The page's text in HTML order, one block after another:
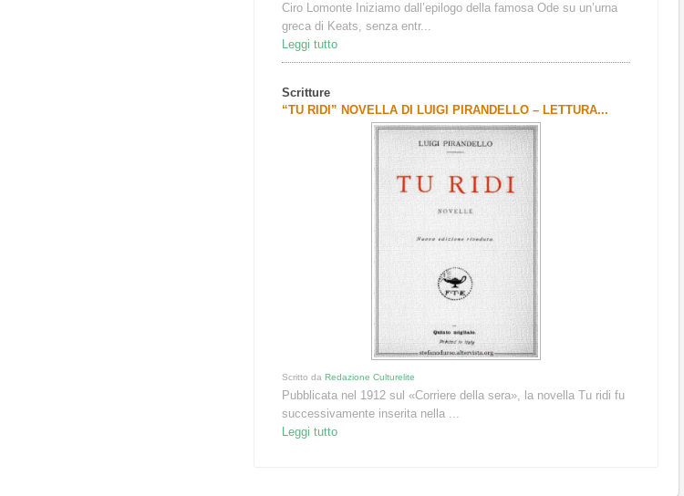
Ciro Lomonte Iniziamo dall’epilogo della famosa Ode su un’urna
greca di Keats, senza entr...
Leggi tutto
Scritture
“TU RIDI” NOVELLA DI LUIGI PIRANDELLO – LETTURA...
Scritto daRedazione Culturelite
Pubblicata nel 1912 sul «Corriere della sera», la novella Tu ridi fu
successivamente inserita nella ...
Leggi tutto